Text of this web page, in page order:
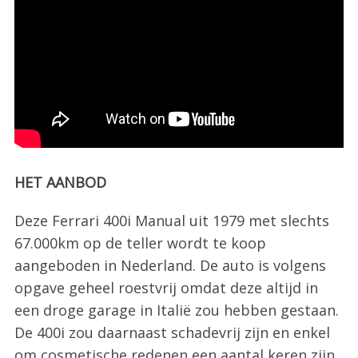
HET AANBOD
Deze Ferrari 400i Manual uit 1979 met slechts
67.000km op de teller wordt te koop
aangeboden in Nederland. De auto is volgens
opgave geheel roestvrij omdat deze altijd in
een droge garage in Italië zou hebben gestaan.
De 400i zou daarnaast schadevrij zijn en enkel